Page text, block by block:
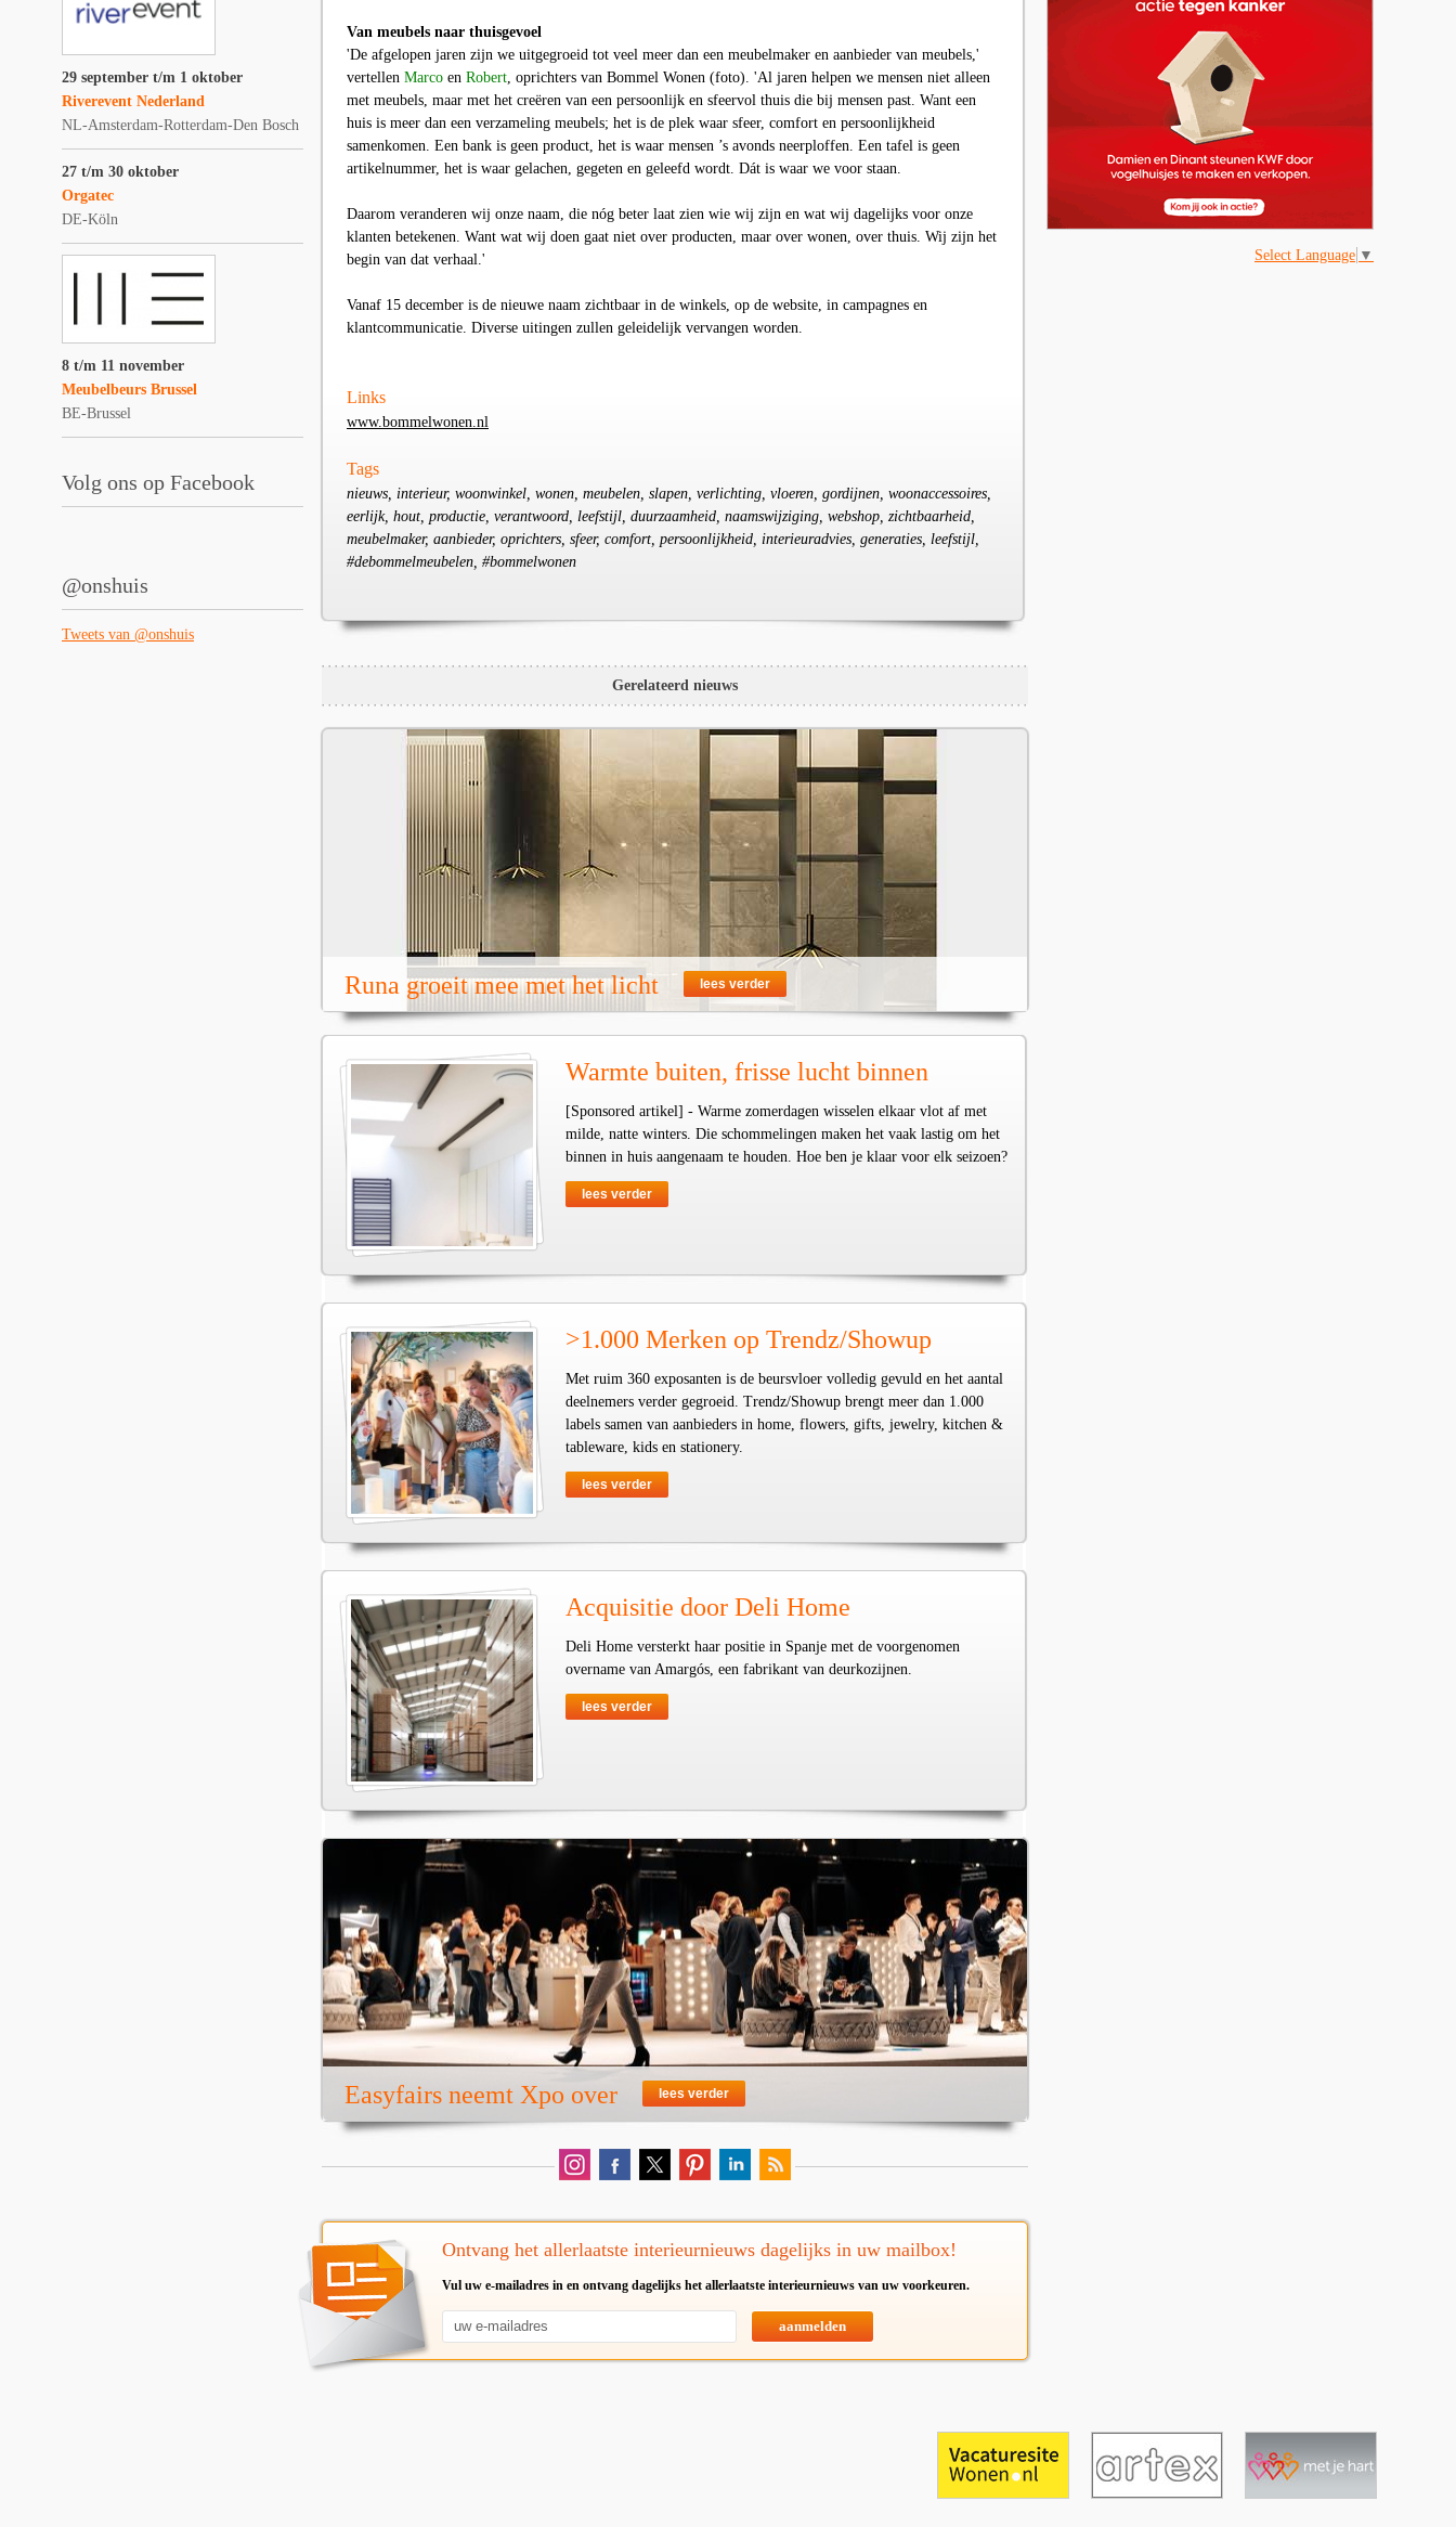
29 september t/m 1 oktober
Riverevent Nederland
NL-Amsterdam-Rotterdam-Den Bosch
27 t/m 30 oktober
Orgatec
DE-Köln
8 t/m 11 november
Meubelbeurs Brussel
BE-Brussel
Volg ons op Facebook
@onshuis
Tweets van @onshuis
Van meubels naar thuisgevoel
'De afgelopen jaren zijn we uitgegroeid tot veel meer dan een meubelmaker en aanbieder van meubels,'
vertellen Marco en Robert, oprichters van Bommel Wonen (foto). 'Al jaren helpen we mensen niet alleen
met meubels, maar met het creëren van een persoonlijk en sfeervol thuis die bij mensen past. Want een
huis is meer dan een verzameling meubels; het is de plek waar sfeer, comfort en persoonlijkheid
samenkomen. Een bank is geen product, het is waar mensen ’s avonds neerploffen. Een tafel is geen
artikelnummer, het is waar gelachen, gegeten en geleefd wordt. Dát is waar we voor staan.
Daarom veranderen wij onze naam, die nóg beter laat zien wie wij zijn en wat wij dagelijks voor onze
klanten betekenen. Want wat wij doen gaat niet over producten, maar over wonen, over thuis. Wij zijn het
begin van dat verhaal.'
Vanaf 15 december is de nieuwe naam zichtbaar in de winkels, op de website, in campagnes en
klantcommunicatie. Diverse uitingen zullen geleidelijk vervangen worden.
Links
www.bommelwonen.nl
Tags
nieuws, interieur, woonwinkel, wonen, meubelen, slapen, verlichting, vloeren, gordijnen, woonaccessoires,
eerlijk, hout, productie, verantwoord, leefstijl, duurzaamheid, naamswijziging, webshop, zichtbaarheid,
meubelmaker, aanbieder, oprichters, sfeer, comfort, persoonlijkheid, interieuradvies, generaties, leefstijl,
#debommelmeubelen, #bommelwonen
Gerelateerd nieuws
Runa groeit mee met het licht lees verder
Warmte buiten, frisse lucht binnen
[Sponsored artikel] - Warme zomerdagen wisselen elkaar vlot af met
milde, natte winters. Die schommelingen maken het vaak lastig om het
binnen in huis aangenaam te houden. Hoe ben je klaar voor elk seizoen?
lees verder
>1.000 Merken op Trendz/Showup
Met ruim 360 exposanten is de beursvloer volledig gevuld en het aantal
deelnemers verder gegroeid. Trendz/Showup brengt meer dan 1.000
labels samen van aanbieders in home, flowers, gifts, jewelry, kitchen &
tableware, kids en stationery.
lees verder
Acquisitie door Deli Home
Deli Home versterkt haar positie in Spanje met de voorgenomen
overname van Amargós, een fabrikant van deurkozijnen.
lees verder
Easyfairs neemt Xpo over lees verder
Ontvang het allerlaatste interieurnieuws dagelijks in uw mailbox!
Vul uw e-mailadres in en ontvang dagelijks het allerlaatste interieurnieuws van uw voorkeuren.
aanmelden
Select Language ▼